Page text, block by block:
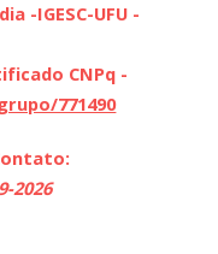
-IGESC-UFU -
-
771490
2026